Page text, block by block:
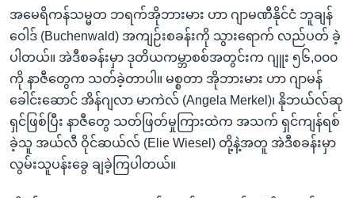
ကျော်
ကြည့်
ရန်
ပင်မ
အ
ညွန်း
စာမျက်နှာ
သို့
အမေရိကန်သုံးအီဒီယံ
မကြေးမုံရဲ့ အင်္ဂလိပ်စာ
ရုပ်ရှင်ထဲက အင်္ဂလိပ်စာ
သုတပဒေသာ အင်္ဂလိပ်စာ
အပတ်စဉ်ကဏ္ဍများ
ရေဒီယို
တီဗွီ
ရေဒီယိုနှင့်ရုပ်သံ အချက်အလက်များ
ရေဒီယို/တီဗွီအစီအစဉ်
Learning English
ဗွီအိုအေ လူမှုကွန်ယက်များ
အမေရိကန်သမ္မတ ဘရက်အိုဘားမား ဟာ ဂျာမဏီနိုင်ငံ ဘူချန်
ဝေါဒ် (Buchenwald) အကျဉ်းစခန်းကို သွားရောက် လည်ပတ် ခဲ့
ပါတယ်။ အဲဒီစခန်းမှာ ဒုတိယကမ္ဘာစစ်အတွင်းက ဂျူး ၅၆,၀၀၀
ကို နာဇီတွေက သတ်ခဲ့တာပါ။ မစ္စတာ အိုဘားမား ဟာ ဂျာမန်
ခေါင်းဆောင် အိန်ဂျလာ မာကဲလ် (Angela Merkel)၊ နိုဘယ်လ်ဆု
ရှင်ဖြစ်ပြီး နာဇီတွေ သတ်ဖြတ်မှုကြားထဲက အသက် ရှင်ကျန်ရစ်
ခဲ့သူ အယ်လီ ဝိုင်ဆယ်လ် (Elie Wiesel) တို့နဲ့အတူ အဲဒီစခန်းမှာ
လွမ်းသူပန်းခွေ ချခဲ့ကြပါတယ်။